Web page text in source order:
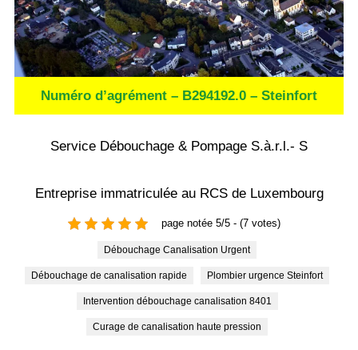
Numéro d’agrément – B294192.0 – Steinfort
Service Débouchage & Pompage S.à.r.l.- S
Entreprise immatriculée au RCS de Luxembourg
page notée 5/5 - (7 votes)
Débouchage Canalisation Urgent
Débouchage de canalisation rapide Plombier urgence Steinfort
Intervention débouchage canalisation 8401
Curage de canalisation haute pression